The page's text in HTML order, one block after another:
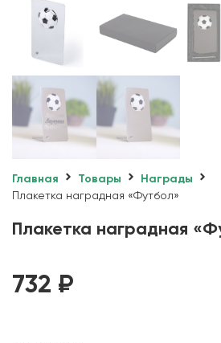
Главная Товары
Награды
Плакетка наградная «Футбол»
Плакетка наградная
732 ₽